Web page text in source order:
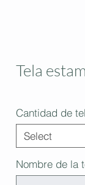
Tela
Cantidad de
Select
Nombre de la